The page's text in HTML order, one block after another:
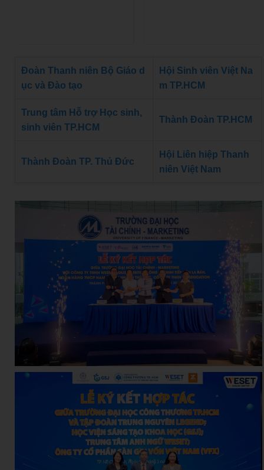
Đoàn Thanh niên Bộ Giáo d
ục và Đào tạo
Hội Sinh viên Việt Na
m TP.HCM
Trung tâm Hỗ trợ Học sinh,
sinh viên TP.HCM
Thành Đoàn TP.HCM
Thành Đoàn TP. Thủ Đức
Hội Liên hiệp Thanh
niên Việt Nam